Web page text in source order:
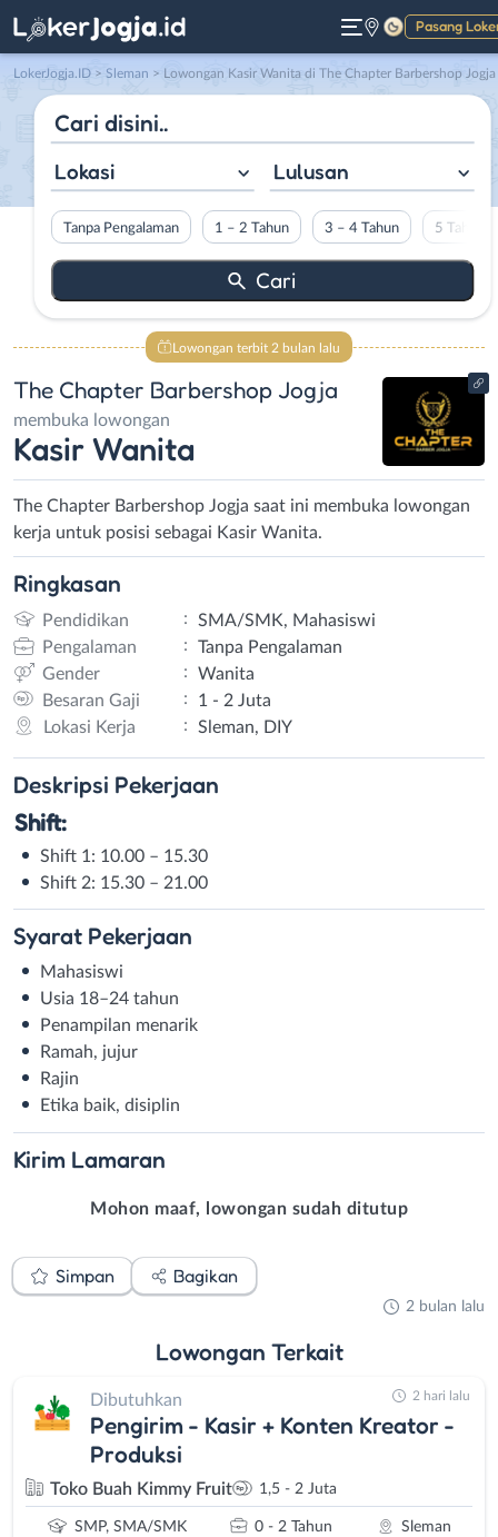
Pasang
Gelap
LokerJogja.ID > Sleman > Lowongan Kasir Wanita di The Chapter Barbershop Jogja
Lokasi Lulusan
Tanpa Pengalaman 1 – 2 Tahun 3 – 4 Tahun 5 Tahun
Lowongan terbit 2 bulan lalu
The Chapter Barbershop Jogja
membuka lowongan
Kasir Wanita
The Chapter Barbershop Jogja saat ini membuka lowongan
kerja untuk posisi sebagai Kasir Wanita.
Ringkasan
Pendidikan :
SMA/SMK, Mahasiswi
Pengalaman
:
Tanpa Pengalaman
Gender
:
Wanita
Besaran Gaji
:
1 - 2 Juta
Lokasi Kerja
: Sleman, DIY
Deskripsi Pekerjaan
Shift:
Shift 1: 10.00 – 15.30
Shift 2: 15.30 – 21.00
Syarat Pekerjaan
Mahasiswi
Usia 18–24 tahun
Penampilan menarik
Ramah, jujur
Rajin
Etika baik, disiplin
Kirim Lamaran
Mohon maaf, lowongan sudah ditutup
Simpan Bagikan
2 bulan lalu
Lowongan Terkait
Dibutuhkan
Pengirim - Kasir + Konten Kreator -
Produksi
Toko Buah Kimmy Fruit 1,5 - 2 Juta
SMP, SMA/SMK 0 - 2 Tahun Sleman
2 hari lalu